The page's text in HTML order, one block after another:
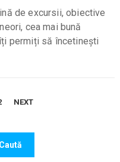
de excursii, obiective
cea mai bună
permiți să încetinești
NEXT